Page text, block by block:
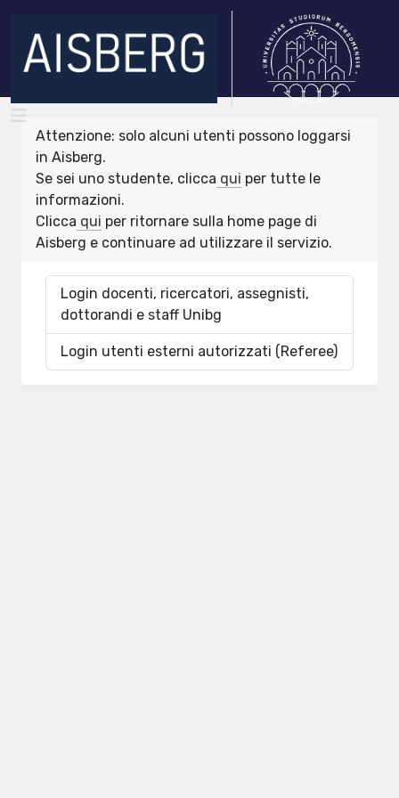
Attenzione: solo alcuni utenti possono loggarsi
in Aisberg.
Se sei uno studente, clicca qui per tutte le
informazioni.
Clicca qui per ritornare sulla home page di
Aisberg e continuare ad utilizzare il servizio.
Login docenti, ricercatori, assegnisti,
dottorandi e staff Unibg
Login utenti esterni autorizzati (Referee)